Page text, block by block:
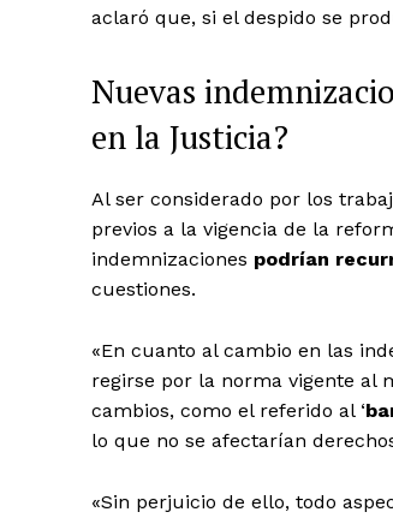
aclaró que, si el despido se
Nuevas
en la Justicia?
Al ser considerado por los
previos a la vigencia de la
indemnizaciones podrían
cuestiones.
«En cuanto al cambio en las
regirse por la norma vigente al
cambios, como el referido al ‘
lo que no se afectarían
«Sin perjuicio de ello, todo